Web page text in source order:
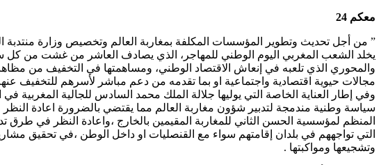
معكم 24
” من أجل تحديث وتطوير المؤسسات المكلفة بمغاربة العالم وتخصيص وزارة منتدبة
والمحوري الذي تلعبه في إنعاش الاقتصاد الوطني، ومساهمتها في التخفيف من
مجالات حيوية اقتصادية واجتماعية او بما تقدمه من دعم مباشر لأسرهم للتخفيف
وفي إطار العناية الخاصة التي يوليها جلالة الملك محمد السادس للجالية
سياسة وطنية مندمجة لتدبير شؤون مغاربة العالم مما يقتضي بالضرورة اعادة النظر
المنظم لمؤسسية الحسن الثاني للمغاربة المقيمين بالخارج ،واعادة النظر في طرق
التي تواجههم في بلدان إقامتهم سواء مع القنصليات او داخل الوطن ،في تحقيق
وتشجيعها ومواكبتها .